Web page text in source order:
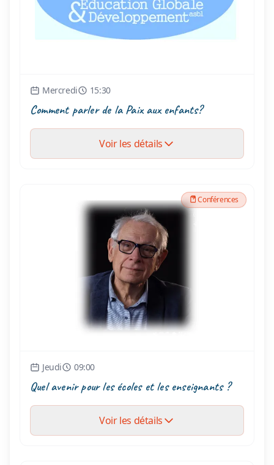
Mercredi 15:30
Comment parler de la Paix aux enfants?
Voir les détails
Conférences
Jeudi 09:00
Quel avenir pour les écoles et les enseignants ?
Voir les détails